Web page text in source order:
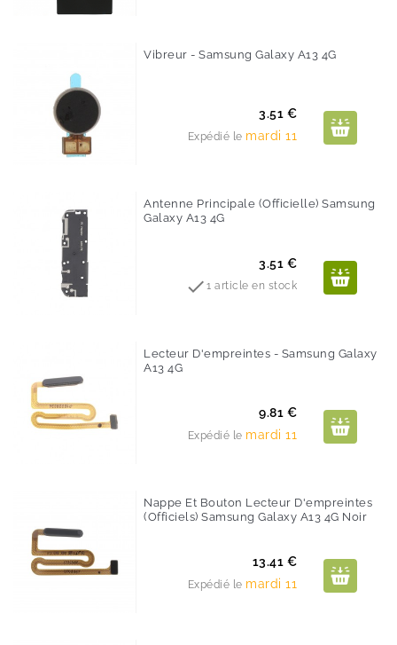
Vibreur - Samsung Galaxy A13 4G
Prix
3.51 €
Expédié le mardi 11
Antenne Principale (Officielle) Samsung
Galaxy A13 4G
Prix
3.51 €
1 article en stock
Lecteur D'empreintes - Samsung Galaxy
A13 4G
Prix
9.81 €
Expédié le mardi 11
Nappe Et Bouton Lecteur D'empreintes
(Officiels) Samsung Galaxy A13 4G Noir
Prix
13.41 €
Expédié le mardi 11